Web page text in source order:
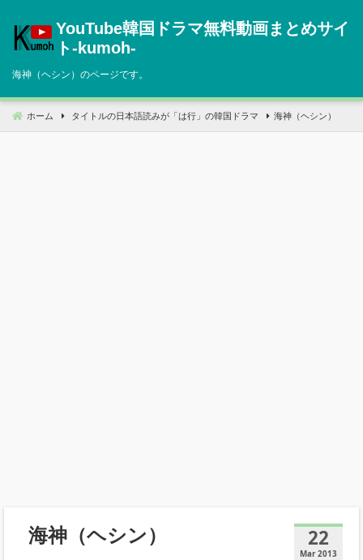
へ
動
YouTube韓国ドラマ無料動画まとめサイ
ト‐kumoh‐
海神（ヘシン）のページです。
ホーム タイトルの日本語読みが「は行」の韓国ドラマ 海神（ヘシン）
22
Mar 2013
海神（ヘシン）